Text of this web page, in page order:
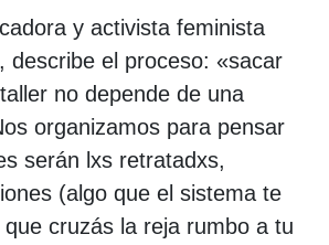
y activista feminista
describe el proceso: «sacar
no depende de una
organizamos para pensar
serán lxs retratadxs,
(algo que el sistema te
cruzás la reja rumbo a tu